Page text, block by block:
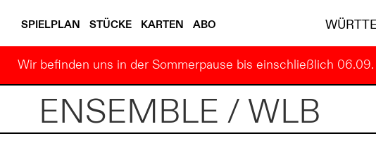
SPIELPLAN STÜCKE KARTEN ABO
Wir befinden uns in der Sommerpause bis einschließlich
ENSEMBLE / WLB